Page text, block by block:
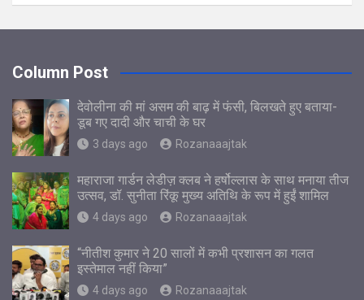
Column Post
देवोलीना की मां असम की बाढ़ में फंसी, बिलखते हुए बताया-
डूब गए दादी और चाची के घर
3 days ago Rozanaaajtak
महाराजा गार्डन लेडीज़ क्लब ने हर्षोल्लास के साथ मनाया तीज
उत्सव, डॉ. सुनीता रिंकू मुख्य अतिथि के रूप में हुईं शामिल
4 days ago Rozanaaajtak
“नीतीश कुमार ने 20 सालों में कभी प्रशासन का गलत
इस्तेमाल नहीं किया”
4 days ago Rozanaaajtak